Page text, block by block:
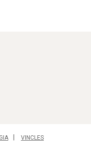
VINCLES